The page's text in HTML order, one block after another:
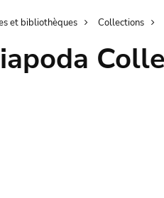
et bibliothèques Collections